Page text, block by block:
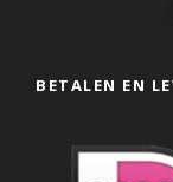
BETALEN EN